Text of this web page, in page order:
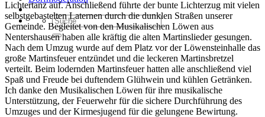
Lichtertanz auf. Anschließend führte der bunte Lichterzug mit vielen
selbstgebastelten Laternen durch die dunklen Straßen unserer
Gemeinde. Begleitet von den Musikalischen Löwen aus
Nentershausen haben alle kräftig die alten Martinslieder gesungen.
Nach dem Umzug wurde auf dem Platz vor der Löwensteinhalle das
große Martinsfeuer entzündet und die leckeren Martinsbretzel
verteilt. Beim lodernden Martinsfeuer hatten alle anschließend viel
Spaß und Freude bei duftendem Glühwein und kühlen Getränken.
Ich danke den Musikalischen Löwen für ihre musikalische
Unterstützung, der Feuerwehr für die sichere Durchführung des
Umzuges und der Kirmesjugend für die gelungene Bewirtung.